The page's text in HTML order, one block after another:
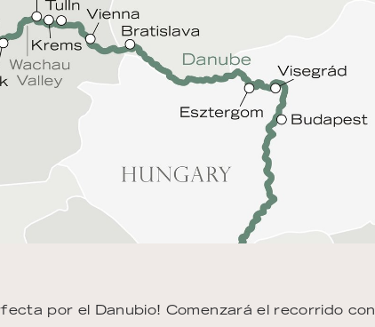
por el Danubio! Comenzará el recorrido con